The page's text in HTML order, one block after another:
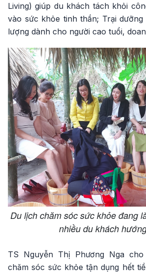
Living) giúp du khách tách khỏi
vào sức khỏe tinh thần; Trại
lượng dành cho người cao tuổi,
Du lịch chăm sóc sức khỏe đang
nhiều du khách
TS Nguyễn Thị Phương Nga
chăm sóc sức khỏe tận dụng hết